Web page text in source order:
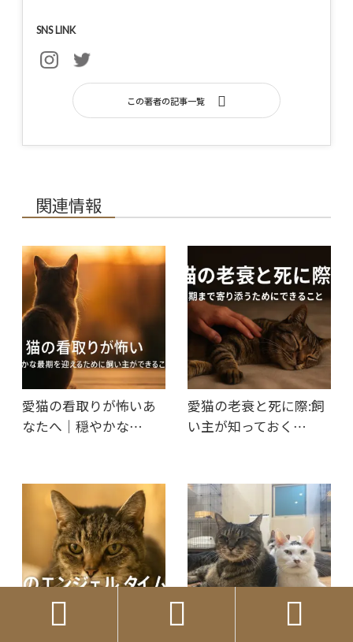
SNS LINK
この著者の記事一覧
関連情報
愛猫の看取りが怖いあ
なたへ｜穏やかな…
愛猫の老衰と死に際:飼
い主が知っておく…
  